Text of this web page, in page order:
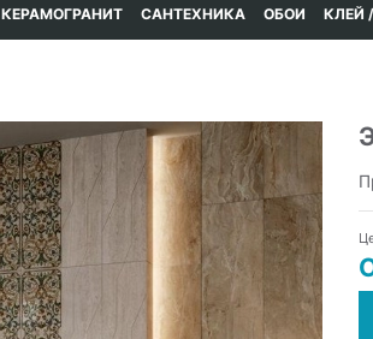
КЕРАМОГРАНИТ САНТЕХНИКА ОБОИ КЛЕЙ